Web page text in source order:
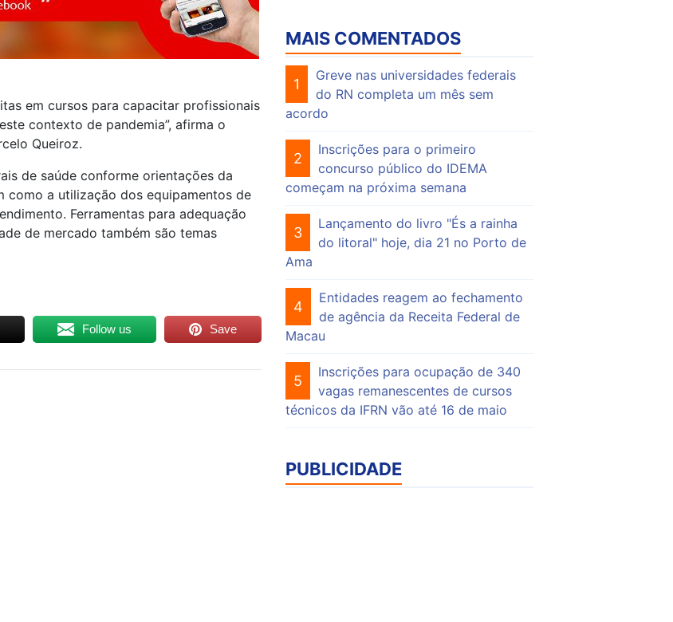
em cursos para capacitar profissionais
contexto de pandemia”, afirma o
Queiroz.
de saúde conforme orientações da
como a utilização dos equipamentos de
Ferramentas para adequação
de mercado também são temas
Follow us Save
MAIS COMENTADOS
1
Greve nas universidades federais
do RN completa um mês sem
acordo
2
Inscrições para o primeiro
concurso público do IDEMA
começam na próxima semana
3
Lançamento do livro "És a rainha
do litoral" hoje, dia 21 no Porto de
Ama
4
Entidades reagem ao fechamento
de agência da Receita Federal de
Macau
5
Inscrições para ocupação de 340
vagas remanescentes de cursos
técnicos da IFRN vão até 16 de maio
PUBLICIDADE